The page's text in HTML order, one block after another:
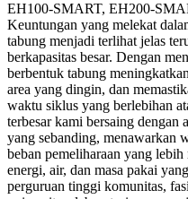
EH100-SMART, EH200-
Keuntungan yang melekat
tabung menjadi terlihat jelas
berkapasitas besar. Dengan
berbentuk tabung
area yang dingin, dan
waktu siklus yang berlebihan
terbesar kami bersaing
yang sebanding, menawarkan
beban pemeliharaan yang
energi, air, dan masa pakai
perguruan tinggi komunitas,